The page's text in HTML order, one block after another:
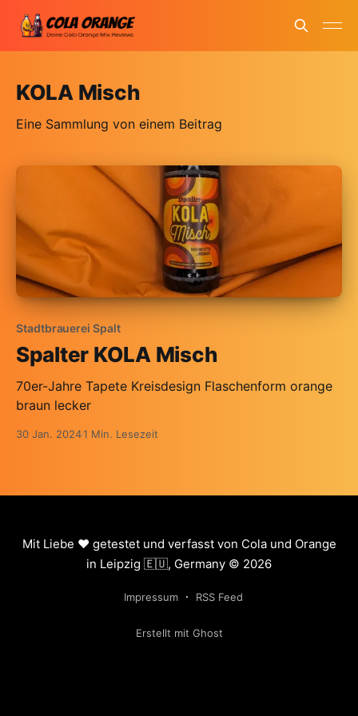
KOLA Misch
Eine Sammlung von einem Beitrag
Stadtbrauerei Spalt
Spalter KOLA Misch
70er-Jahre Tapete Kreisdesign Flaschenform orange
braun lecker
30 Jan. 20241 Min. Lesezeit
Mit Liebe ❤️ getestet und verfasst von Cola und Orange
in Leipzig 🇪🇺, Germany © 2026
Impressum RSS Feed
Erstellt mit Ghost